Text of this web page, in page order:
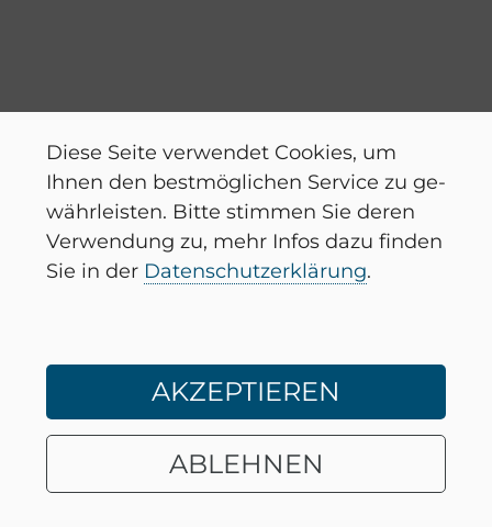
Diese Seite ver­wen­det Coo­kies, um
Ihnen den best­mög­li­chen Ser­vice zu ge­
währ­leis­ten. Bitte stim­men Sie deren
Ver­wen­dung zu, mehr Infos dazu fin­den
Sie in der Da­ten­schutz­er­klä­rung.
AKZEPTIEREN
ABLEHNEN